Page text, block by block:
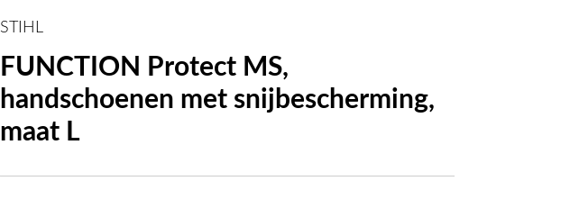
STIHL
FUNCTION Protect MS,
handschoenen met snijbescherming,
maat L